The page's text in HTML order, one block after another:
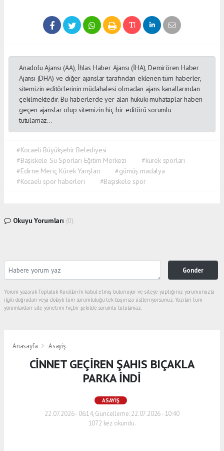
Anadolu Ajansı (AA), İhlas Haber Ajansı (İHA), Demirören Haber
Ajansı (DHA) ve diğer ajanslar tarafından eklenen tüm haberler,
sitemizin editörlerinin müdahalesi olmadan ajans kanallarından
çekilmektedir. Bu haberlerde yer alan hukuki muhataplar haberi
geçen ajanslar olup sitemizin hiç bir editörü sorumlu
tutulamaz...
#Kocaeli Büyükşehir Belediyesi
#Başiskele Su Sporları Eğitim Merkezi
#kürek sporları
#Edirne Meriç Kürek Yarışları
#gümüş madalya
#Kocaeli spor haberleri
#Başiskele spor
Okuyu Yorumları (0)
Gonder
Yorum yazarak Topluluk Kuralları’nı kabul etmiş bulunuyor ve siteye yaptığınız yorumunuzla
ilgili doğrudan veya dolaylı tüm sorumluluğu tek başınıza üstleniyorsunuz. Yazılan tüm
yorumlardan site yönetimi hiçbir şekilde sorumlu tutulamaz.
Anasayfa Asayiş
CİNNET GEÇİREN ŞAHIS BIÇAKLA
PARKA İNDİ
ASAYIŞ
22.07.2026 - 06:14, Güncelleme: 22.07.2026 - 10:40
1072 kez okundu.